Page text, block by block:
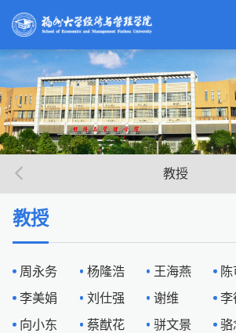
教授
教授
周永务 杨隆浩 王海燕
李美娟
刘仕强 谢维 李
向小东
蔡猷花 骈文景 骆